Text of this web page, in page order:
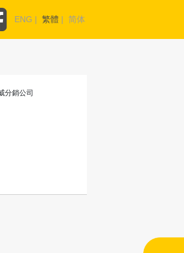
ENG | 繁體 | 简体